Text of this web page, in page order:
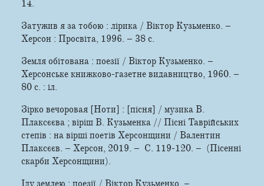
14.
Затужив я за тобою : лірика / Віктор Кузьменко. –
Херсон : Просвіта, 1996. – 38 c.
Земля обітована : поезії / Віктор Кузьменко. –
Херсонське книжково-газетне видавництво, 1960. –
80 с. : іл.
Зірко вечоровая [Ноти] : [пісня] / музика В.
Плаксєєва ; віріш В. Кузьменка // Пісні Таврійських
степів : на вірші поетів Херсонщини / Валентин
Плаксєєв. – Херсон, 2019. – С. 119-120. – (Пісенні
скарби Херсонщини).
Іду землею : поезії / Віктор Кузьменко. –